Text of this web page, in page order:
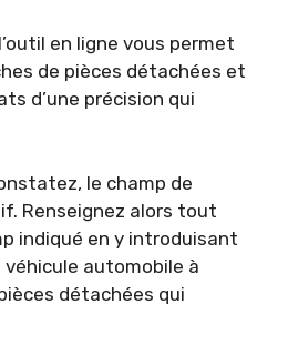
en ligne vous permet
de pièces détachées et
d’une précision qui
le champ de
Renseignez alors tout
indiqué en y introduisant
automobile à
détachées qui